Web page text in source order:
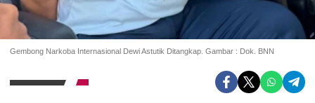
Gembong Narkoba Internasional Dewi Astutik Ditangkap. Gambar : Dok. BNN